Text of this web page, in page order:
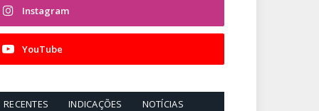
Instagram
YouTube
RECENTES INDICAÇÕES NOTÍCIAS